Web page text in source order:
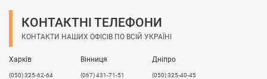
КОНТАКТНІ ТЕЛЕФОНИ
КОНТАКТИ НАШИХ ОФІСІВ ПО ВСІЙ УКРАЇНІ
Харків
(050) 325-62-64
Вінниця
(067) 431-71-51
Дніпро
(050) 325-40-45